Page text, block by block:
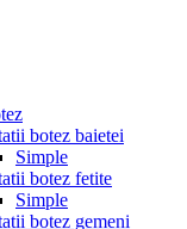
botez baietei
Simple
botez fetite
Simple
botez gemeni